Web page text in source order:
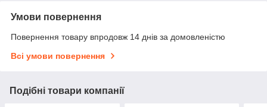
Умови повернення
Повернення товару впродовж 14 днів за домовленістю
Всі умови повернення
Подібні товари компанії